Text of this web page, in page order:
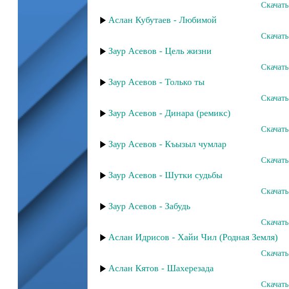
Скачать
Аслан Кубутаев - Любимой
Скачать
Заур Асевов - Цель жизни
Скачать
Заур Асевов - Только ты
Скачать
Заур Асевов - Динара (ремикс)
Скачать
Заур Асевов - Къызыл чумлар
Скачать
Заур Асевов - Шутки судьбы
Скачать
Заур Асевов - Забудь
Скачать
Аслан Идрисов - Хайи Чил (Родная Земля)
Скачать
Аслан Кятов - Шахерезада
Скачать